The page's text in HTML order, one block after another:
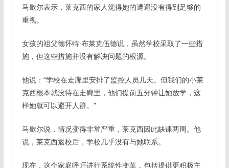
马歇尔表示，莱克西的家人觉得她的遭遇没有得到足够的
重视。
女孩的祖父德怀特·布莱克伍德说，虽然学校采取了一些措
施，但这些措施并没有解决问题的根源。
他说：“学校在走廊里安排了监控人员几天。但我们的小莱
克西根本就没待在走廊里，他们提前五分钟让她放学，这
样她就可以避开人群。”
马歇尔说，情况变得非常严重，莱克西因此缺课两周。他
说，莱克西返校后，学校几乎没有与她联系。
现在，这个家庭呼吁进行系统性变革，包括提供更积极主